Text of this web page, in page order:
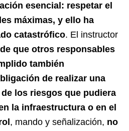
esencial: respetar el
máximas, y ello ha
catastrófico. El instructor
que otros responsables
también
de realizar una
los riesgos que pudiera
la infraestructura o en el
, mando y señalización, no